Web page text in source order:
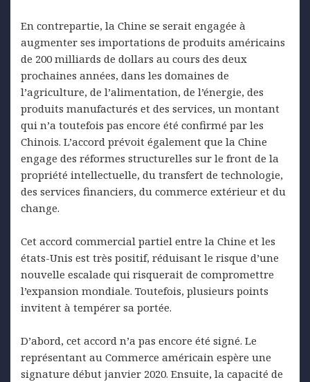
En contrepartie, la Chine se serait engagée à
augmenter ses importations de produits américains
de 200 milliards de dollars au cours des deux
prochaines années, dans les domaines de
l’agriculture, de l’alimentation, de l’énergie, des
produits manufacturés et des services, un montant
qui n’a toutefois pas encore été confirmé par les
Chinois. L’accord prévoit également que la Chine
engage des réformes structurelles sur le front de la
propriété intellectuelle, du transfert de technologie,
des services financiers, du commerce extérieur et du
change.
Cet accord commercial partiel entre la Chine et les
états-Unis est très positif, réduisant le risque d’une
nouvelle escalade qui risquerait de compromettre
l’expansion mondiale. Toutefois, plusieurs points
invitent à tempérer sa portée.
D’abord, cet accord n’a pas encore été signé. Le
représentant au Commerce américain espère une
signature début janvier 2020. Ensuite, la capacité de